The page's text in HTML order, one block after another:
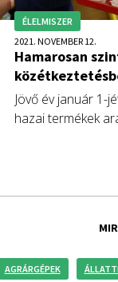
ÉLELMISZER
2021. NOVEMBER 12.
Hamarosan
Jövő év január 1-
hazai termékek
AGRÁRGÉPEK